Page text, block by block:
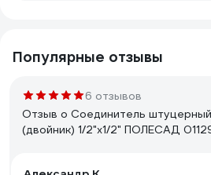
Популярные отзывы
6 отзывов
Отзыв о Соединитель штуцерный
(двойник) 1/2"х1/2" ПОЛЕСАД